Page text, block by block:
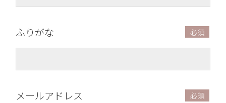
ふりがな
メールアドレス